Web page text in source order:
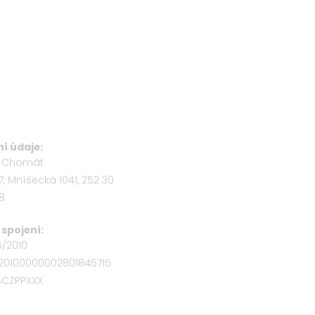
údaje:
Chomát
Mníšecká 1041, 252 30
2010